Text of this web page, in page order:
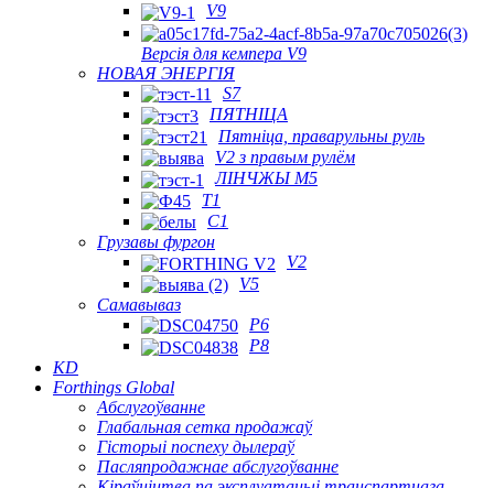
V9
Версія для кемпера V9
НОВАЯ ЭНЕРГІЯ
S7
ПЯТНІЦА
Пятніца, праварульны руль
V2 з правым рулём
ЛІНЧЖЫ М5
T1
C1
Грузавы фургон
V2
V5
Самавываз
P6
P8
KD
Forthings Global
Абслугоўванне
Глабальная сетка продажаў
Гісторыі поспеху дылераў
Пасляпродажнае абслугоўванне